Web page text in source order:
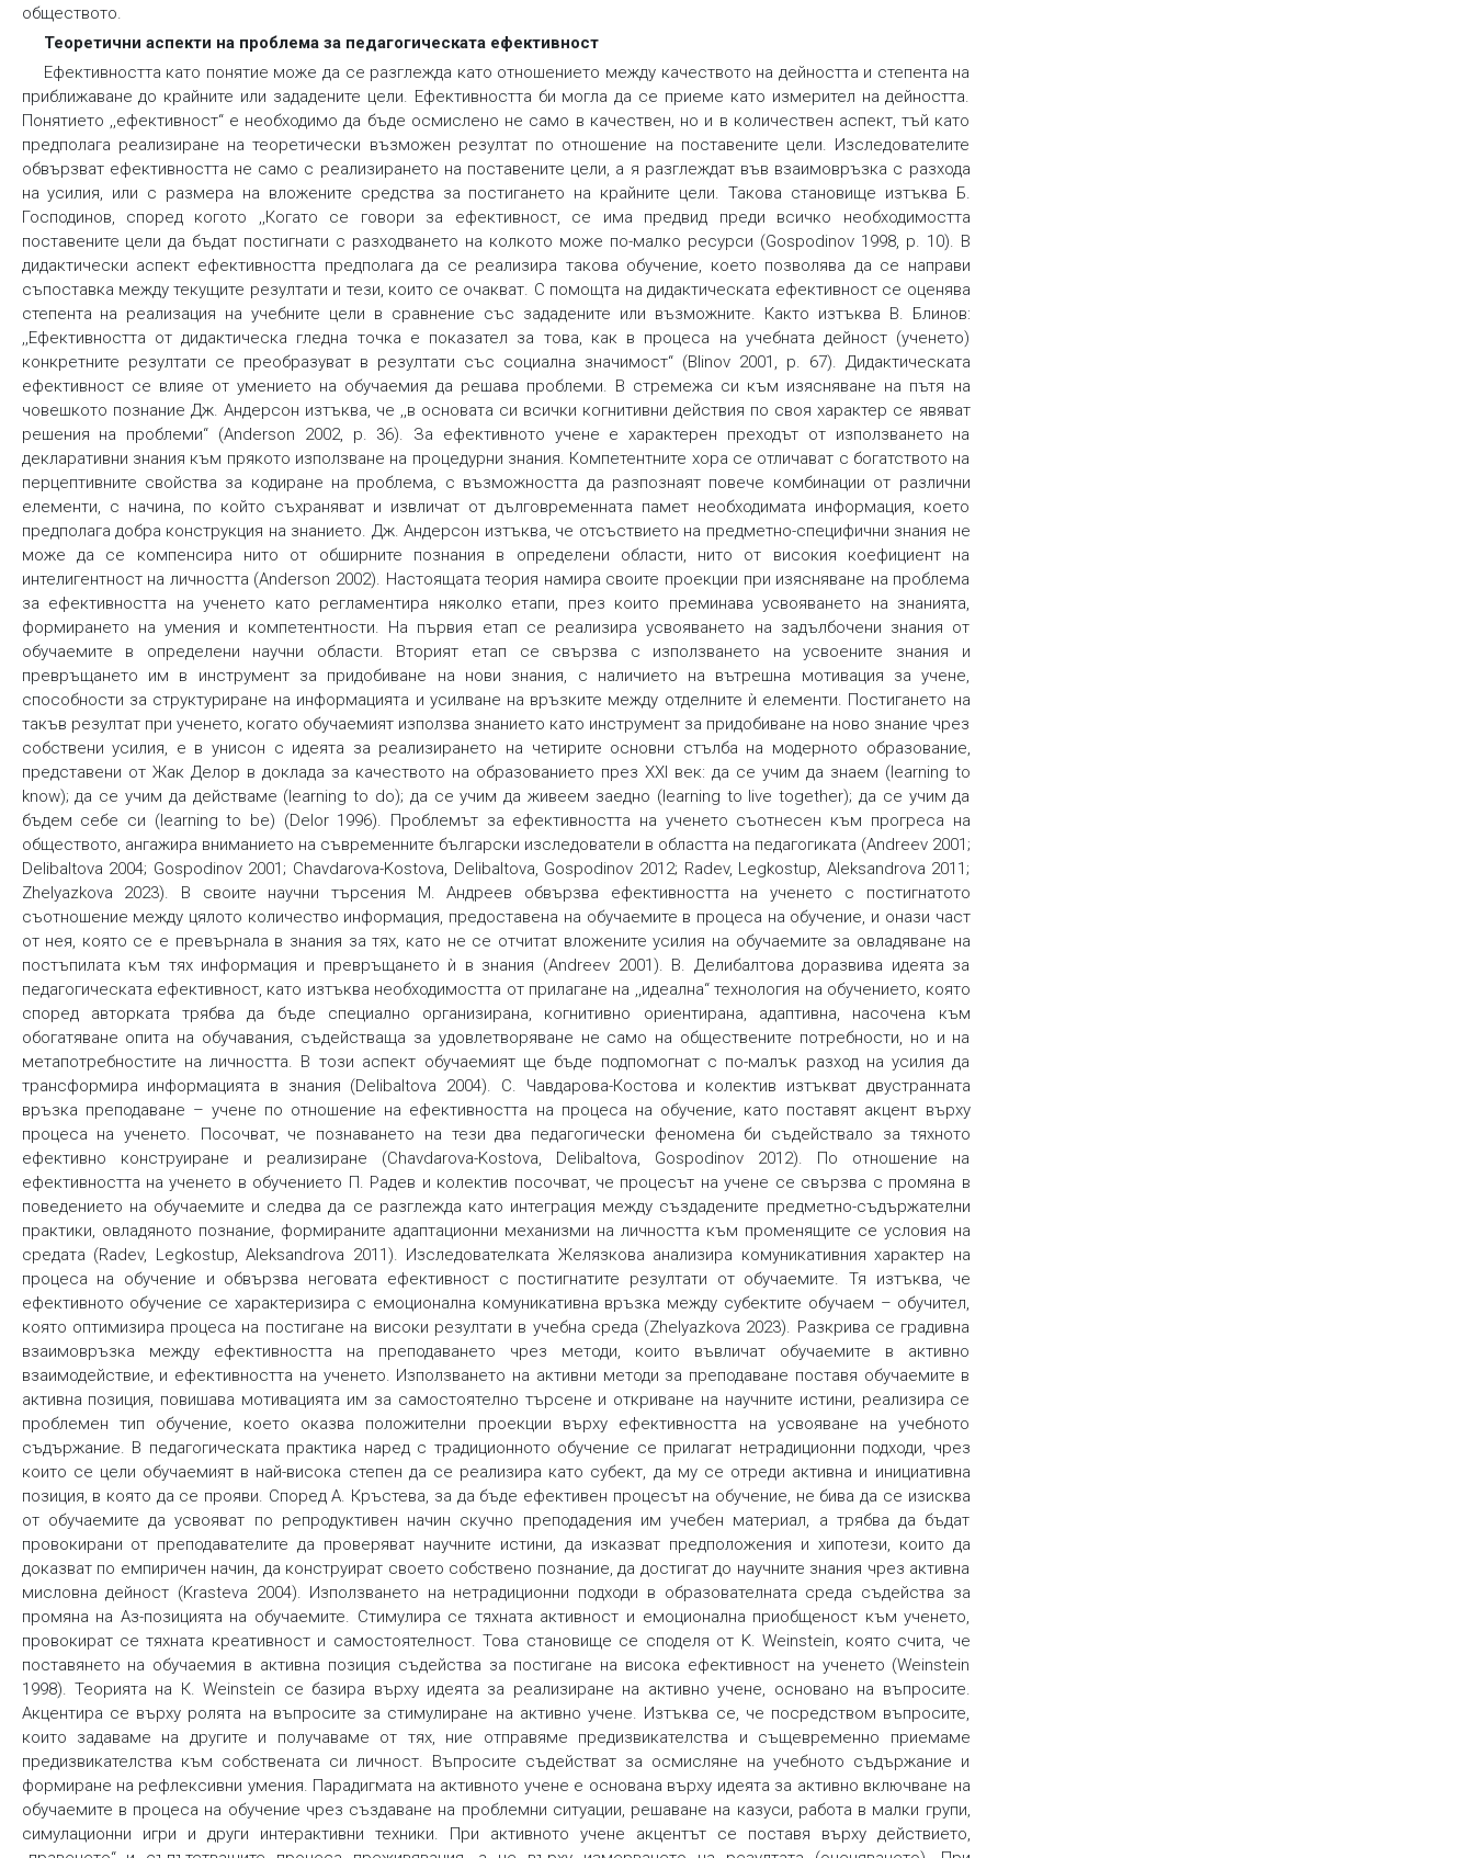
обществото.
Теоретични аспекти на проблема за педагогическата ефективност
Ефективността като понятие може да се разглежда като отношението между качеството на дейността и степента на приближаване до крайните или зададените цели. Ефективността би могла да се приеме като измерител на дейността. Понятието ,,ефективност“ е необходимо да бъде осмислено не само в качествен, но и в количествен аспект, тъй като предполага реализиране на теоретически възможен резултат по отношение на поставените цели. Изследователите обвързват ефективността не само с реализирането на поставените цели, а я разглеждат във взаимовръзка с разхода на усилия, или с размера на вложените средства за постигането на крайните цели. Такова становище изтъква Б. Господинов, според когото ,,Когато се говори за ефективност, се има предвид преди всичко необходимостта поставените цели да бъдат постигнати с разходването на колкото може по-малко ресурси (Gospodinov 1998, p. 10). В дидактически аспект ефективността предполага да се реализира такова обучение, което позволява да се направи съпоставка между текущите резултати и тези, които се очакват. С помощта на дидактическата ефективност се оценява степента на реализация на учебните цели в сравнение със зададените или възможните. Както изтъква В. Блинов: ,,Ефективността от дидактическа гледна точка е показател за това, как в процеса на учебната дейност (ученето) конкретните резултати се преобразуват в резултати със социална значимост“ (Blinov 2001, p. 67). Дидактическата ефективност се влияе от умението на обучаемия да решава проблеми. В стремежа си към изясняване на пътя на човешкото познание Дж. Андерсон изтъква, че ,,в основата си всички когнитивни действия по своя характер се явяват решения на проблеми“ (Anderson 2002, p. 36). За ефективното учене е характерен преходът от използването на декларативни знания към прякото използване на процедурни знания. Компетентните хора се отличават с богатството на перцептивните свойства за кодиране на проблема, с възможността да разпознаят повече комбинации от различни елементи, с начина, по който съхраняват и извличат от дълговременната памет необходимата информация, което предполага добра конструкция на знанието. Дж. Андерсон изтъква, че отсъствието на предметно-специфични знания не може да се компенсира нито от обширните познания в определени области, нито от високия коефициент на интелигентност на личността (Anderson 2002). Настоящата теория намира своите проекции при изясняване на проблема за ефективността на ученето като регламентира няколко етапи, през които преминава усвояването на знанията, формирането на умения и компетентности. На първия етап се реализира усвояването на задълбочени знания от обучаемите в определени научни области. Вторият етап се свързва с използването на усвоените знания и превръщането им в инструмент за придобиване на нови знания, с наличието на вътрешна мотивация за учене, способности за структуриране на информацията и усилване на връзките между отделните ѝ елементи. Постигането на такъв резултат при ученето, когато обучаемият използва знанието като инструмент за придобиване на ново знание чрез собствени усилия, е в унисон с идеята за реализирането на четирите основни стълба на модерното образование, представени от Жак Делор в доклада за качеството на образованието през XXI век: да се учим да знаем (learning to know); да се учим да действаме (learning to do); да се учим да живеем заедно (learning to live together); да се учим да бъдем себе си (learning to be) (Delor 1996). Проблемът за ефективността на ученето съотнесен към прогреса на обществото, ангажира вниманието на съвременните български изследователи в областта на педагогиката (Andreev 2001; Delibaltova 2004; Gospodinov 2001; Chavdarova-Kostova, Delibaltova, Gospodinov 2012; Radev, Legkostup, Aleksandrova 2011; Zhelyazkova 2023). В своите научни търсения М. Андреев обвързва ефективността на ученето с постигнатото съотношение между цялото количество информация, предоставена на обучаемите в процеса на обучение, и онази част от нея, която се е превърнала в знания за тях, като не се отчитат вложените усилия на обучаемите за овладяване на постъпилата към тях информация и превръщането ѝ в знания (Andreev 2001). B. Делибалтова доразвива идеята за педагогическата ефективност, като изтъква необходимостта от прилагане на ,,идеална“ технология на обучението, която според авторката трябва да бъде специално организирана, когнитивно ориентирана, адаптивна, насочена към обогатяване опита на обучавания, съдействаща за удовлетворяване не само на обществените потребности, но и на метапотребностите на личността. В този аспект обучаемият ще бъде подпомогнат с по-малък разход на усилия да трансформира информацията в знания (Delibaltova 2004). C. Чавдарова-Костова и колектив изтъкват двустранната връзка преподаване – учене по отношение на ефективността на процеса на обучение, като поставят акцент върху процеса на ученето. Посочват, че познаването на тези два педагогически феномена би съдействало за тяхното ефективно конструиране и реализиране (Chavdarova-Kostova, Delibaltova, Gospodinov 2012). По отношение на ефективността на ученето в обучението П. Радев и колектив посочват, че процесът на учене се свързва с промяна в поведението на обучаемите и следва да се разглежда като интеграция между създадените предметно-съдържателни практики, овладяното познание, формираните адаптационни механизми на личността към променящите се условия на средата (Radev, Legkostup, Aleksandrova 2011). Изследователката Желязкова анализира комуникативния характер на процеса на обучение и обвързва неговата ефективност с постигнатите резултати от обучаемите. Тя изтъква, че ефективното обучение се характеризира с емоционална комуникативна връзка между субектите обучаем – обучител, която оптимизира процеса на постигане на високи резултати в учебна среда (Zhelyazkova 2023). Разкрива се градивна взаимовръзка между ефективността на преподаването чрез методи, които въвличат обучаемите в активно взаимодействие, и ефективността на ученето. Използването на активни методи за преподаване поставя обучаемите в активна позиция, повишава мотивацията им за самостоятелно търсене и откриване на научните истини, реализира се проблемен тип обучение, което оказва положителни проекции върху ефективността на усвояване на учебното съдържание. В педагогическата практика наред с традиционното обучение се прилагат нетрадиционни подходи, чрез които се цели обучаемият в най-висока степен да се реализира като субект, да му се отреди активна и инициативна позиция, в която да се прояви. Според А. Кръстева, за да бъде ефективен процесът на обучение, не бива да се изисква от обучаемите да усвояват по репродуктивен начин скучно преподадения им учебен материал, а трябва да бъдат провокирани от преподавателите да проверяват научните истини, да изказват предположения и хипотези, които да доказват по емпиричен начин, да конструират своето собствено познание, да достигат до научните знания чрез активна мисловна дейност (Krasteva 2004). Използването на нетрадиционни подходи в образователната среда съдейства за промяна на Аз-позицията на обучаемите. Стимулира се тяхната активност и емоционална приобщеност към ученето, провокират се тяхната креативност и самостоятелност. Това становище се споделя от K. Weinstein, която счита, че поставянето на обучаемия в активна позиция съдейства за постигане на висока ефективност на ученето (Weinstein 1998). Теорията на К. Weinstein се базира върху идеята за реализиране на активно учене, основано на въпросите. Акцентира се върху ролята на въпросите за стимулиране на активно учене. Изтъква се, че посредством въпросите, които задаваме на другите и получаваме от тях, ние отправяме предизвикателства и същевременно приемаме предизвикателства към собствената си личност. Въпросите съдействат за осмисляне на учебното съдържание и формиране на рефлексивни умения. Парадигмата на активното учене е основана върху идеята за активно включване на обучаемите в процеса на обучение чрез създаване на проблемни ситуации, решаване на казуси, работа в малки групи, симулационни игри и други интерактивни техники. При активното учене акцентът се поставя върху действието, ,,правенето“ и съпътстващите процеса преживявания, а не върху измерването на резултата (оценяването). При организираното по този начин учене студентът по рефлексивен път преосмисля собствения си опит и открива личностен смисъл от ученето за самия себе си. Върху ефективността на академичната подготовка на студентите значимо влияние оказва количеството информация, която обучаемите усвояват. Учените, работещи в областта на когнитивната психология, се опитват да дадат логично обяснение как функционира човешкият мозък, как се осъществяват процесите на мислене и учене. Робърт Стърнбърг изтъква, че човешката памет е силно ограничена в нещата, които може да поеме и задържи дори за кратко. Според него, за да се осъществи по-резултатно запомняне, информацията трябва да бъде разделена на ,,късове“. Учените интуитивно стигат до идеята, че ,,късът“ е модел от по-базисни елементи, които човекът е научил преди (Sternberg 2012). Човешката памет работи най-ефикасно, когато използва